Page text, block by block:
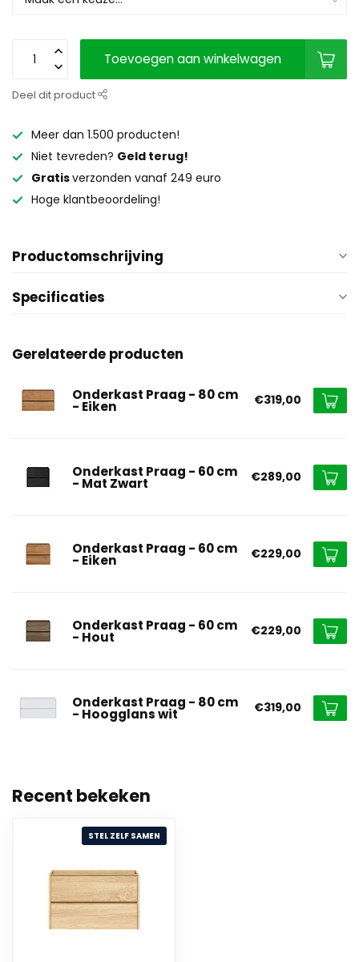
Toevoegen aan winkelwagen
Deel dit product
Meer dan 1.500 producten!
Niet tevreden? Geld terug!
Gratisverzonden vanaf 249 euro
Hoge klantbeoordeling!
Productomschrijving
Specificaties
Gerelateerde producten
Onderkast Praag - 80 cm
- Eiken €319,00
Onderkast Praag - 60 cm
- Mat Zwart €289,00
Onderkast Praag - 60 cm
- Eiken €229,00
Onderkast Praag - 60 cm
- Hout €229,00
Onderkast Praag - 80 cm
- Hoogglans wit €319,00
Recent bekeken
STEL ZELF SAMEN